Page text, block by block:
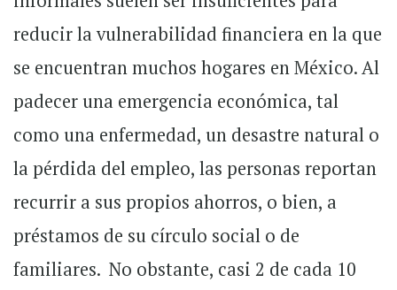
reducir la vulnerabilidad financiera en la que
se encuentran muchos hogares en México. Al
padecer una emergencia económica, tal
como una enfermedad, un desastre natural o
la pérdida del empleo, las personas reportan
recurrir a sus propios ahorros, o bien, a
préstamos de su círculo social o de
familiares. No obstante, casi 2 de cada 10